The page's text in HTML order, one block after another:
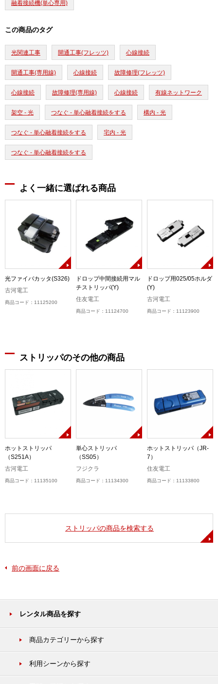
融着接続機(単心専用)
この商品のタグ
光関連工事 開通工事(フレッツ) 心線接続
開通工事(専用線) 心線接続 故障修理(フレッツ)
心線接続 故障修理(専用線) 心線接続 有線ネットワーク
架空 - 光 つなぐ - 単心融着接続をする 構内 - 光
つなぐ - 単心融着接続をする 宅内 - 光
つなぐ - 単心融着接続をする
よく一緒に選ばれる商品
光ファイバカッタ(S326)
古河電工
商品コード：11125200
ドロップ中間接続用マル
チストリッパ(Y)
住友電工
商品コード：11124700
ドロップ用025/05ホルダ
(Y)
古河電工
商品コード：11123900
ストリッパのその他の商品
ホットストリッパ
（S251A）
古河電工
商品コード：11135100
単心ストリッパ
（SS05）
フジクラ
商品コード：11134300
ホットストリッパ（JR-
7）
住友電工
商品コード：11133800
ストリッパの商品を検索する
前の画面に戻る
レンタル商品を探す
商品カテゴリーから探す
利用シーンから探す